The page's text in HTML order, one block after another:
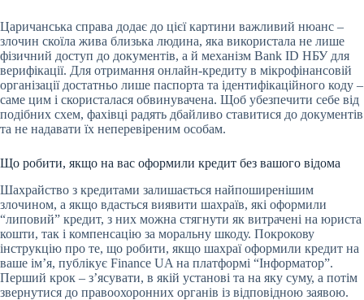
Царичанська справа додає до цієї картини важливий нюанс –
злочин скоїла жива близька людина, яка використала не лише
фізичний доступ до документів, а й механізм Bank ID НБУ для
верифікації. Для отримання онлайн-кредиту в мікрофінансовій
організації достатньо лише паспорта та ідентифікаційного коду –
саме цим і скористалася обвинувачена. Щоб убезпечити себе від
подібних схем, фахівці радять дбайливо ставитися до документів
та не надавати їх неперевіреним особам.
Що робити, якщо на вас оформили кредит без вашого відома
Шахрайство з кредитами залишається найпоширенішим
злочином, а якщо вдасться виявити шахраїв, які оформили
“липовий” кредит, з них можна стягнути як витрачені на юриста
кошти, так і компенсацію за моральну шкоду. Покрокову
інструкцію про те, що робити, якщо шахраї оформили кредит на
ваше ім’я, публікує Finance UA на платформі “Інформатор”.
Перший крок – з’ясувати, в якій установі та на яку суму, а потім
звернутися до правоохоронних органів із відповідною заявою.